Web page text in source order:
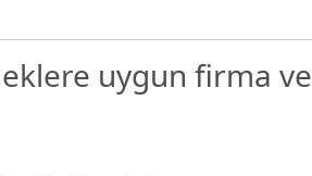
uygun firma ve